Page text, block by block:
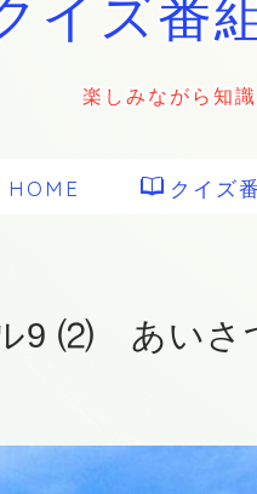
イズ番
楽しみながら知
クイズ
9 ⑵ あいさ